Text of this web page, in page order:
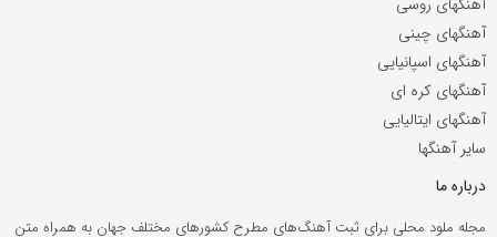
آهنگهای چینی
آهنگهای اسپانیایی
آهنگهای کره ای
آهنگهای ایتالیایی
سایر آهنگها
درباره ما
مجله ملود محلی برای ثبت آهنگ‌های مطرح کشورهای مختلف جهان به همراه متن